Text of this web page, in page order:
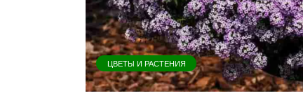
ЦВЕТЫ И РАСТЕНИЯ